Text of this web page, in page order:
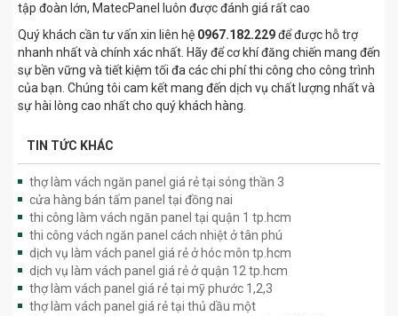
tập đoàn lớn, MatecPanel luôn được đánh giá rất cao
Quý khách cần tư vấn xin liên hệ 0967.182.229để được hỗ trợ
nhanh nhất và chính xác nhất. Hãy để cơ khí đăng chiến mang đến
sự bền vững và tiết kiệm tối đa các chi phí thi công cho công trình
của bạn. Chúng tôi cam kết mang đến dịch vụ chất lượng nhất và
sự hài lòng cao nhất cho quý khách hàng.
TIN TỨC KHÁC
thợ làm vách ngăn panel giá rẻ tại sóng thần 3
cửa hàng bán tấm panel tại đồng nai
thi công làm vách ngăn panel tại quận 1 tp.hcm
thi công vách ngăn panel cách nhiệt ở tân phú
dịch vụ làm vách panel giá rẻ ở hóc môn tp.hcm
dịch vụ làm vách panel giá rẻ ở quận 12 tp.hcm
thợ làm vách panel giá rẻ tại mỹ phước 1,2,3
thợ làm vách panel giá rẻ tại thủ dầu một